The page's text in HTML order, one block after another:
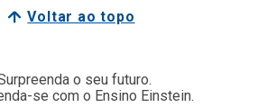
Voltar ao topo
o seu futuro.
se com o Ensino Einstein.